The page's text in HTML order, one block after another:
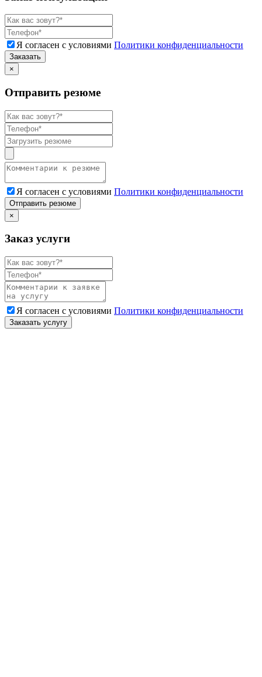
Я согласен с условиями Политики конфиденциальности
Заказать
×
Отправить резюме
Я согласен с условиями Политики конфиденциальности
Отправить резюме
×
Заказ услуги
Я согласен с условиями Политики конфиденциальности
Заказать услугу